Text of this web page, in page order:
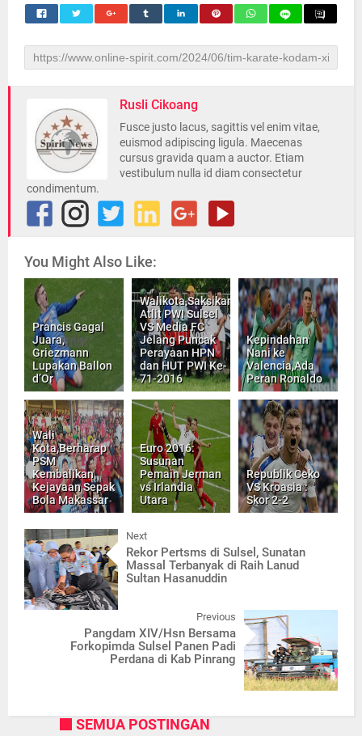
Rusli Cikoang
Fusce justo lacus, sagittis vel enim vitae,
euismod adipiscing ligula. Maecenas
cursus gravida quam a auctor. Etiam
vestibulum nulla id diam consectetur
condimentum.
You Might Also Like:
Prancis Gagal
Juara,
Griezmann
Lupakan Ballon
d’Or
Walikota,Saksikan
Atlit PWI Sulsel
VS Media FC
Jelang Puncak
Perayaan HPN
dan HUT PWI Ke-
71-2016
Kepindahan
Nani ke
Valencia,Ada
Peran Ronaldo
Wali
Kota,Berharap
PSM
Kembalikan
Kejayaan Sepak
Bola Makassar
Euro 2016:
Susunan
Pemain Jerman
vs Irlandia
Utara
Republik Ceko
VS Kroasia :
Skor 2-2
Next
Rekor Pertsms di Sulsel, Sunatan
Massal Terbanyak di Raih Lanud
Sultan Hasanuddin
Previous
Pangdam XIV/Hsn Bersama
Forkopimda Sulsel Panen Padi
Perdana di Kab Pinrang
SEMUA POSTINGAN